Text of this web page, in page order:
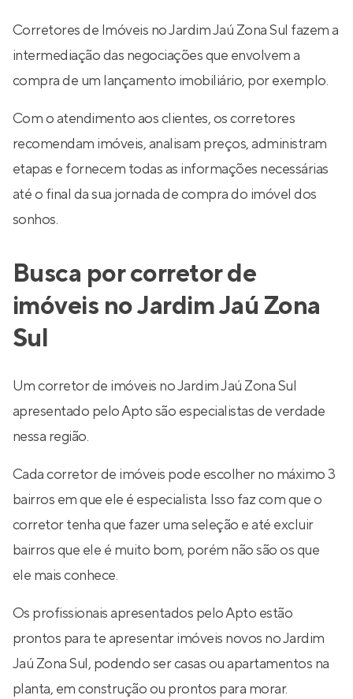
Corretores de Imóveis no Jardim Jaú Zona Sul fazem a
intermediação das negociações que envolvem a
compra de um lançamento imobiliário, por exemplo.
Com o atendimento aos clientes, os corretores
recomendam imóveis, analisam preços, administram
etapas e fornecem todas as informações necessárias
até o final da sua jornada de compra do imóvel dos
sonhos.
Busca por corretor de
imóveis no Jardim Jaú Zona
Sul
Um corretor de imóveis no Jardim Jaú Zona Sul
apresentado pelo Apto são especialistas de verdade
nessa região.
Cada corretor de imóveis pode escolher no máximo 3
bairros em que ele é especialista. Isso faz com que o
corretor tenha que fazer uma seleção e até excluir
bairros que ele é muito bom, porém não são os que
ele mais conhece.
Os profissionais apresentados pelo Apto estão
prontos para te apresentar imóveis novos no Jardim
Jaú Zona Sul, podendo ser casas ou apartamentos na
planta, em construção ou prontos para morar.